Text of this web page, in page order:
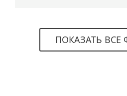
ПОКАЗАТЬ ВСЕ